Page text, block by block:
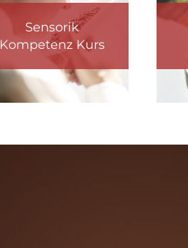
Sensorik
Kompetenz Kurs